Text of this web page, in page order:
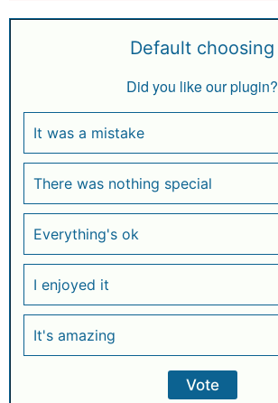
Default choosing
Did you like our plugin?
It was a mistake
There was nothing special
Everything's ok
I enjoyed it
It's amazing